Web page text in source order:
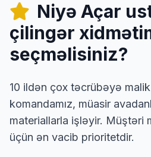
Niyə Açar
çilingər
seçməlisiniz?
10 ildən çox təcrübəyə
komandamız, müasir
materiallarla işləyir. Müştəri
üçün ən vacib prioritetdir.